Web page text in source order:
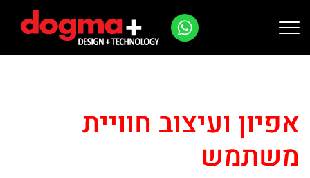
אפיון ועיצוב חוויית
משתמש